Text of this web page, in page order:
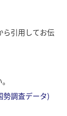
ら引用してお伝
勢調査データ)